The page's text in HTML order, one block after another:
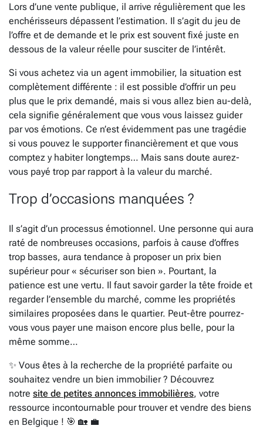
Lors d’une vente publique, il arrive régulièrement que les
enchérisseurs dépassent l’estimation. Il s’agit du jeu de
l’offre et de demande et le prix est souvent fixé juste en
dessous de la valeur réelle pour susciter de l’intérêt.
Si vous achetez via un agent immobilier, la situation est
complètement différente : il est possible d’offrir un peu
plus que le prix demandé, mais si vous allez bien au-delà,
cela signifie généralement que vous vous laissez guider
par vos émotions. Ce n’est évidemment pas une tragédie
si vous pouvez le supporter financièrement et que vous
comptez y habiter longtemps… Mais sans doute aurez-
vous payé trop par rapport à la valeur du marché.
Trop d’occasions manquées ?
Il s’agit d’un processus émotionnel. Une personne qui aura
raté de nombreuses occasions, parfois à cause d’offres
trop basses, aura tendance à proposer un prix bien
supérieur pour « sécuriser son bien ». Pourtant, la
patience est une vertu. Il faut savoir garder la tête froide et
regarder l’ensemble du marché, comme les propriétés
similaires proposées dans le quartier. Peut-être pourrez-
vous vous payer une maison encore plus belle, pour la
même somme…
✨ Vous êtes à la recherche de la propriété parfaite ou
souhaitez vendre un bien immobilier ? Découvrez
notre site de petites annonces immobilières, votre
ressource incontournable pour trouver et vendre des biens
en Belgique ! 🎯 🏡 💼